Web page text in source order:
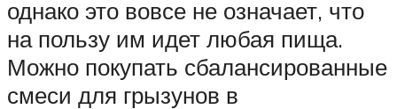
однако это вовсе не означает, что
на пользу им идет любая пища.
Можно покупать сбалансированные
смеси для грызунов в